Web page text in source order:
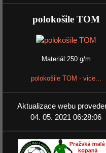
polokošile TOM
Materiál:250 g/m
polokošile TOM - vice...
Aktualizace webu
04. 05. 2021 06:28:06